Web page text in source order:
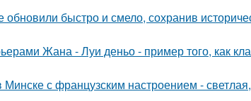
быстро и смело, сохранив
Жана - Луи деньо - пример того, как
с французским настроением -